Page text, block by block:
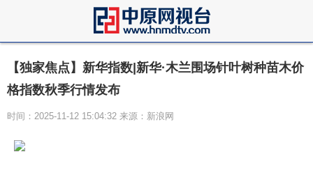
【独家焦点】新华指数|新华·木兰围场针叶树种苗木价
格指数秋季行情发布
时间：2025-11-12 15:04:32 来源：新浪网